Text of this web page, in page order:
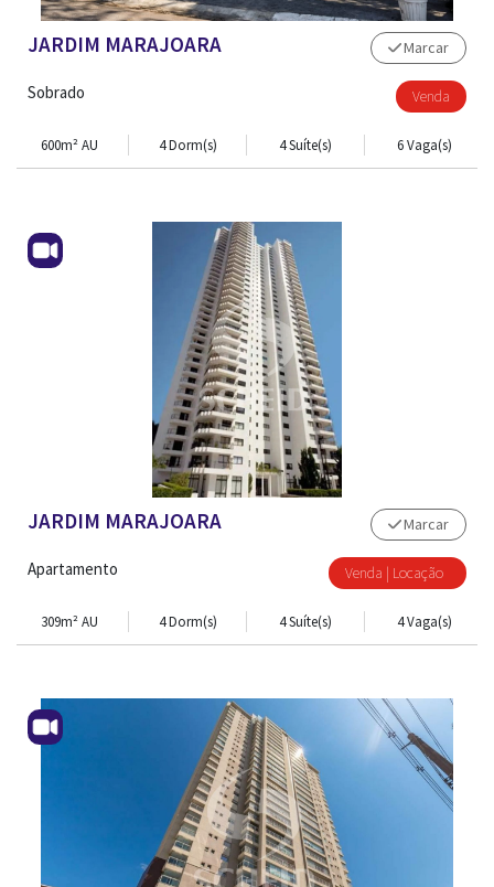
JARDIM MARAJOARA
Sobrado
Marcar
Venda
600m² AU 4 Dorm(s) 4 Suíte(s) 6 Vaga(s)
JARDIM MARAJOARA
Apartamento
Marcar
Venda | Locação
309m² AU 4 Dorm(s) 4 Suíte(s) 4 Vaga(s)